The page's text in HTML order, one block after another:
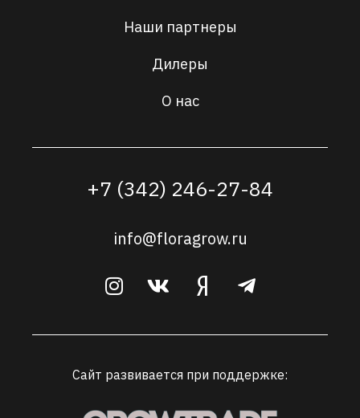
Наши партнеры
Дилеры
О нас
+7 (342) 246-27-84
info@floragrow.ru
Сайт развивается при поддержке: